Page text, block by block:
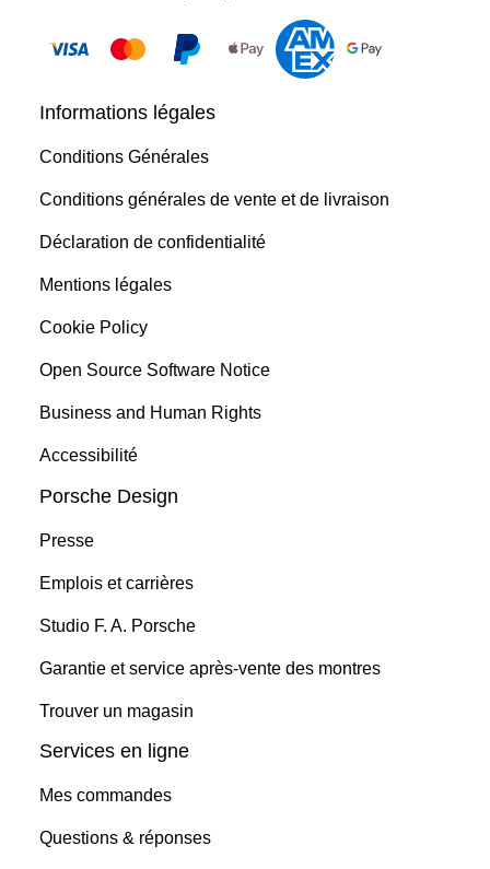
Informations légales
Conditions Générales
Conditions générales de vente et de livraison
Déclaration de confidentialité
Mentions légales
Cookie Policy
Open Source Software Notice
Business and Human Rights
Accessibilité
Porsche Design
Presse
Emplois et carrières
Studio F. A. Porsche
Garantie et service après-vente des montres
Trouver un magasin
Services en ligne
Mes commandes
Questions & réponses